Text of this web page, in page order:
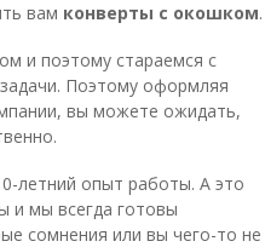
вам конверты с окошком.
и поэтому стараемся с
Поэтому оформляя
вы можете ожидать,
летний опыт работы. А это
и мы всегда готовы
сомнения или вы чего-то не